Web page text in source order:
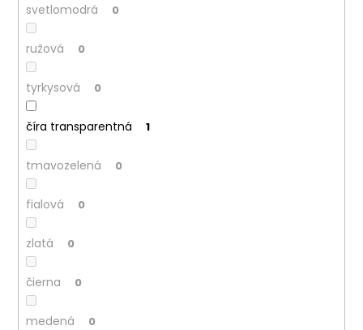
svetlomodrá 0
ružová 0
tyrkysová 0
číra transparentná 1
tmavozelená 0
fialová 0
zlatá 0
čierna 0
medená 0